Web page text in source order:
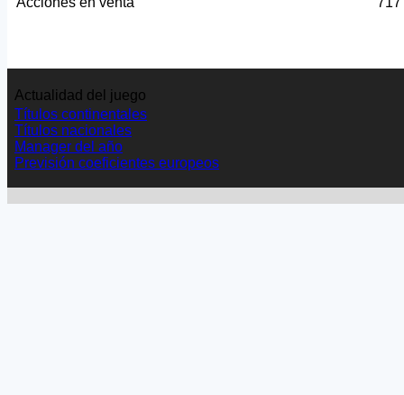
Actualidad del juego
Títulos continentales
Títulos nacionales
Manager del año
Previsión coeficientes europeos